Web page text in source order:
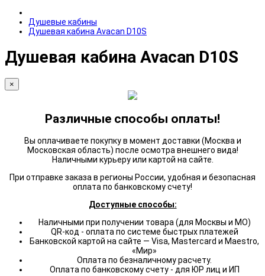
Душевые кабины
Душевая кабина Avacan D10S
Душевая кабина Avacan D10S
×
Различные способы оплаты!
Вы оплачиваете покупку в момент доставки (Москва и
Московская область) после осмотра внешнего вида!
Наличными курьеру или картой на сайте.
При отправке заказа в регионы России, удобная и безопасная
оплата по банковскому счету!
Доступные способы:
Наличными при получении товара (для Москвы и МО)
QR-код - оплата по системе быстрых платежей
Банковской картой на сайте — Visa, Mastercard и Maestro,
«Мир»
Оплата по безналичному расчету.
Оплата по банковскому счету - для ЮР лиц и ИП